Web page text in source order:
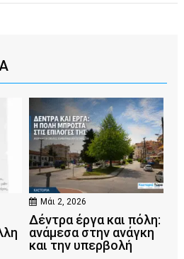
Μάι 2, 2026
Δέντρα έργα και πόλη:
ανάμεσα στην ανάγκη
και την υπερβολή